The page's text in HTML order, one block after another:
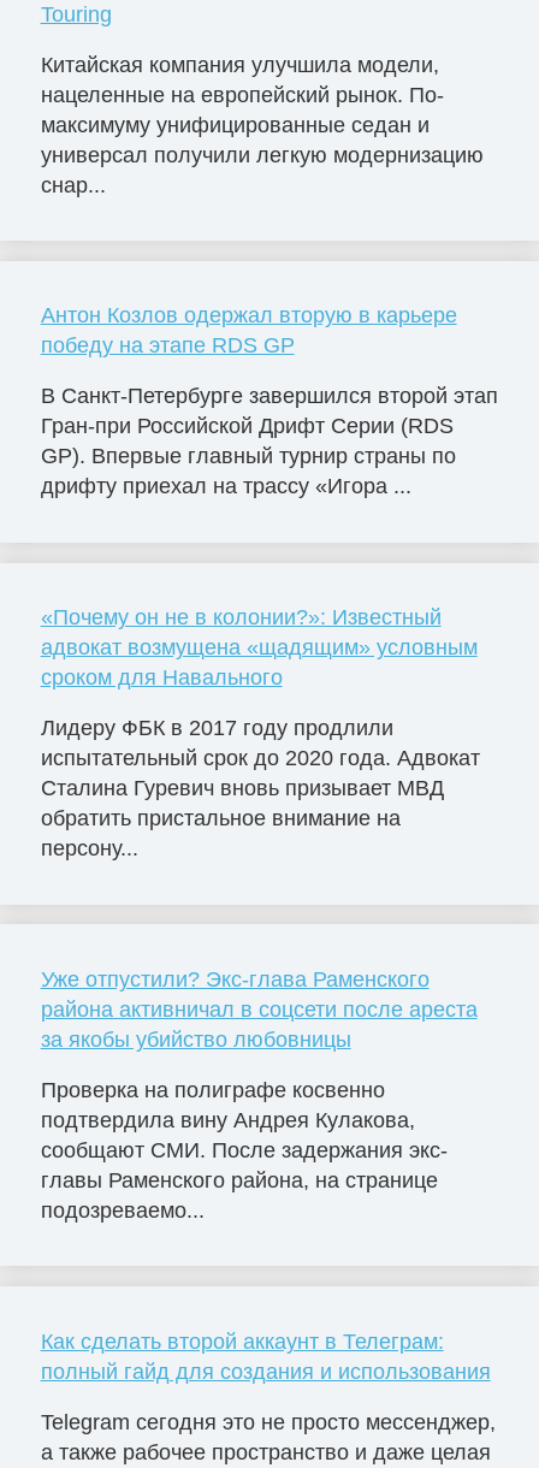
Touring
Китайская компания улучшила модели,
нацеленные на европейский рынок. По-
максимуму унифицированные седан и
универсал получили легкую модернизацию
снар...
Антон Козлов одержал вторую в карьере
победу на этапе RDS GP
В Санкт-Петербурге завершился второй этап
Гран-при Российской Дрифт Серии (RDS
GP). Впервые главный турнир страны по
дрифту приехал на трассу «Игора ...
«Почему он не в колонии?»: Известный
адвокат возмущена «щадящим» условным
сроком для Навального
Лидеру ФБК в 2017 году продлили
испытательный срок до 2020 года. Адвокат
Сталина Гуревич вновь призывает МВД
обратить пристальное внимание на
персону...
Уже отпустили? Экс-глава Раменского
района активничал в соцсети после ареста
за якобы убийство любовницы
Проверка на полиграфе косвенно
подтвердила вину Андрея Кулакова,
сообщают СМИ. После задержания экс-
главы Раменского района, на странице
подозреваемо...
Как сделать второй аккаунт в Телеграм:
полный гайд для создания и использования
Telegram сегодня это не просто мессенджер,
а также рабочее пространство и даже целая